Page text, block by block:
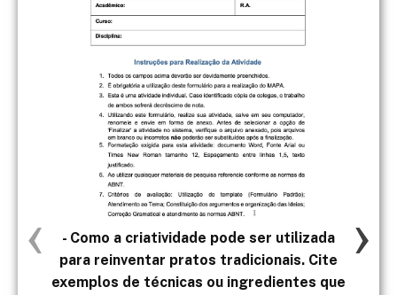
- Como a criatividade pode ser utilizada
para reinventar pratos tradicionais. Cite
exemplos de técnicas ou ingredientes que
‹ ›